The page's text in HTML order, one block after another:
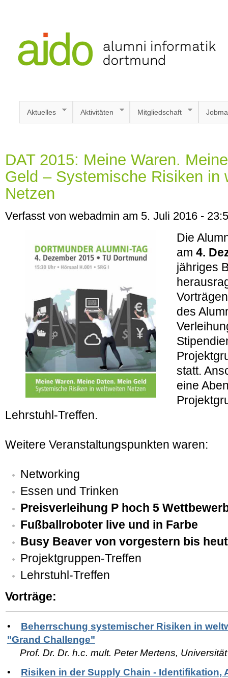
Aktuelles Aktivitäten Mitgliedschaft
DAT 2015: Meine Waren.
Geld – Systemische Risiken in
Netzen
Verfasst von webadmin am 5. Juli 2016 -
Die
am 4.
jähriges
des
statt.
eine
Lehrstuhl-Treffen.
Weitere Veranstaltungspunkten waren:
Networking
Essen und Trinken
Preisverleihung P hoch 5
Fußballroboter live und in Farbe
Busy Beaver von vorgestern bis
Projektgruppen-Treffen
Lehrstuhl-Treffen
Vorträge:
• Beherrschung systemischer Risiken in
"Grand Challenge"
Prof. Dr. Dr. h.c. mult. Peter Mertens,
• Risiken in der Supply Chain - Identifikation,